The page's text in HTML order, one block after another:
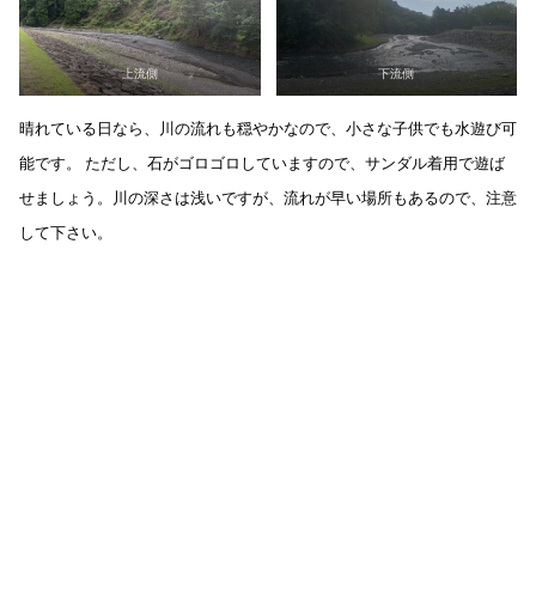
上流側 下流側
晴れている日なら、川の流れも穏やかなので、小さな子供でも水遊び可
能です。 ただし、石がゴロゴロしていますので、サンダル着用で遊ば
せましょう。川の深さは浅いですが、流れが早い場所もあるので、注意
して下さい。